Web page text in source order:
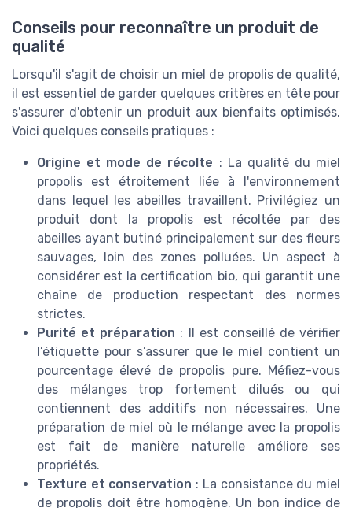
Conseils pour reconnaître un produit de
qualité
Lorsqu'il s'agit de choisir un miel de propolis de qualité,
il est essentiel de garder quelques critères en tête pour
s'assurer d'obtenir un produit aux bienfaits optimisés.
Voici quelques conseils pratiques :
Origine et mode de récolte : La qualité du miel
propolis est étroitement liée à l'environnement
dans lequel les abeilles travaillent. Privilégiez un
produit dont la propolis est récoltée par des
abeilles ayant butiné principalement sur des fleurs
sauvages, loin des zones polluées. Un aspect à
considérer est la certification bio, qui garantit une
chaîne de production respectant des normes
strictes.
Purité et préparation : Il est conseillé de vérifier
l’étiquette pour s’assurer que le miel contient un
pourcentage élevé de propolis pure. Méfiez-vous
des mélanges trop fortement dilués ou qui
contiennent des additifs non nécessaires. Une
préparation de miel où le mélange avec la propolis
est fait de manière naturelle améliore ses
propriétés.
Texture et conservation : La consistance du miel
de propolis doit être homogène. Un bon indice de